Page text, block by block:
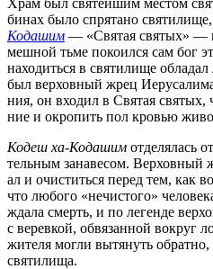
би­нах было спря­та­но свя­ти­ли­ще,
Кода­шим — «Свя­тая свя­тых» —
меш­ной тьме поко­ил­ся сам бог
нахо­дить­ся в свя­ти­ли­ще
был вер­хов­ный жрец
ния, он вхо­дил в Свя­тая
ние и окро­пить пол кро­вью
Кодеш ха-Кода­шим отде­ля­лась
тель­ным зана­ве­сом. Вер­хов­ный
ал и очи­стить­ся перед тем, как
что любо­го «нечи­сто­го»
жда­ла смерть, и по леген­де
с верев­кой, обвя­зан­ной
жи­те­ля мог­ли вытя­нуть
святилища.